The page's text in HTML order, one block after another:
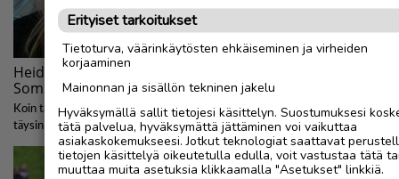
Erityiset tarkoitukset
Tietoturva, väärinkäytösten ehkäiseminen ja virheiden
korjaaminen
Mainonnan ja sisällön tekninen jakelu
Hyväksymällä sallit tietojesi käsittelyn. Suostumuksesi
tätä palvelua, hyväksymättä jättäminen voi vaikuttaa
asiakaskokemukseesi. Jotkut teknologiat saattavat
tietojen käsittelyä oikeutetulla edulla, voit vastustaa tätä
muuttaa muita asetuksia klikkaamalla "Asetukset" linkkiä.